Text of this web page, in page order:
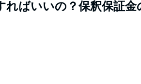
ればいいの？保釈保証金